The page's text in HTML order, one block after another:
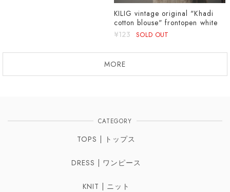
KILIG vintage original "Khadi
cotton blouse" frontopen white
¥123 SOLD OUT
MORE
CATEGORY
TOPS | トップス
DRESS | ワンピース
KNIT | ニット